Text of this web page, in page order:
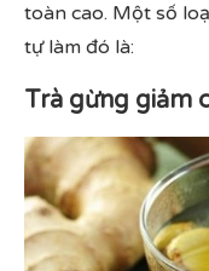
toàn cao. Một số
tự làm đó là:
Trà gừng giảm